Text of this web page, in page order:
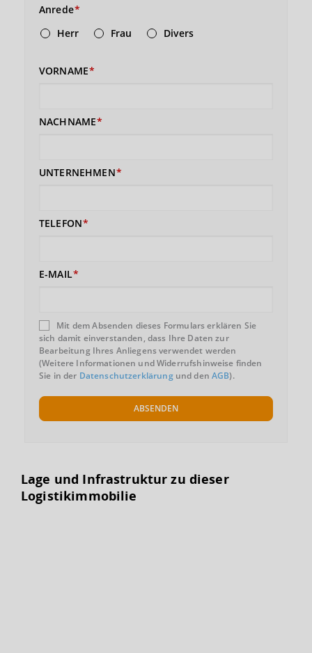
Anrede
Herr
Frau Divers
VORNAME
NACHNAME
UNTERNEHMEN
TELEFON
E-MAIL
Mit dem Absenden dieses Formulars erklären Sie
sich damit einverstanden, dass Ihre Daten zur
Bearbeitung Ihres Anliegens verwendet werden
(Weitere Informationen und Widerrufshinweise finden
Sie in der Datenschutzerklärungund denAGB).
ABSENDEN
Lage und Infrastruktur zu dieser
Logistikimmobilie